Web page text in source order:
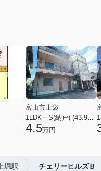
富山市上袋
4.5万円
上堀駅 チェリーヒルズＢ